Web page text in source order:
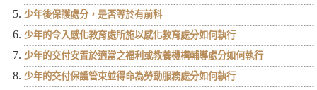
少年後保護處分，是否等於有前科
少年的令入感化教育處所施以感化教育處分如何執行
少年的交付安置於適當之福利或教養機構輔導處分如何執行
少年的交付保護管束並得命為勞動服務處分如何執行